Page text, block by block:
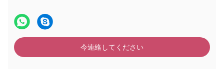
今連絡してください